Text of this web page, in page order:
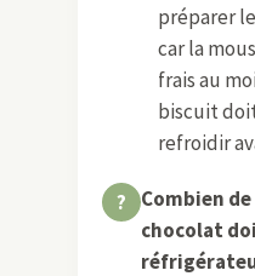
préparer
car la
frais au
biscuit
refroidir
Combien
chocolat